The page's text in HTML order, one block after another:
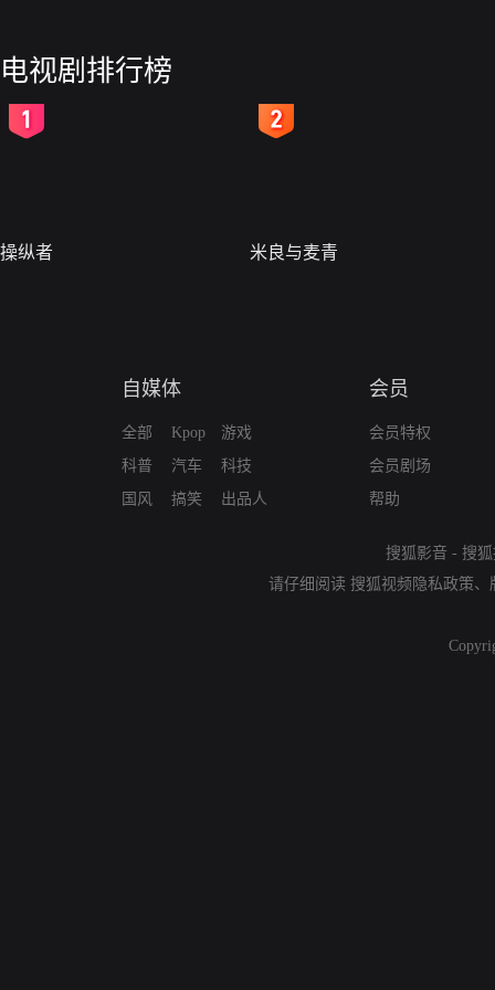
电视剧排行榜
操纵者 米良与麦青
自媒体
全部
科普
国风
Kpop
汽车
搞笑
游戏
科技
出品人
会员
会员特权
会员剧场
帮助
搜狐影音 - 搜
请仔细阅读 搜狐视频隐私政策、